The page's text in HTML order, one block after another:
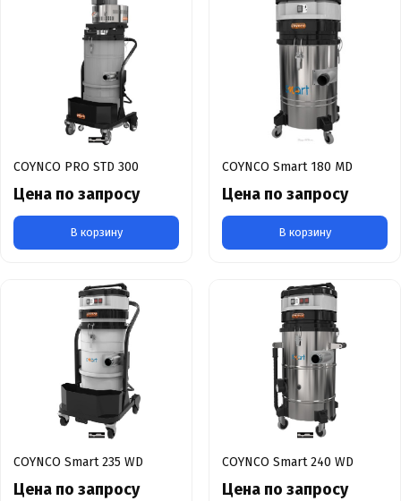
COYNCO PRO STD 300
Цена по запросу
В корзину
COYNCO Smart 180 MD
Цена по запросу
В корзину
COYNCO Smart 235 WD
Цена по запросу
COYNCO Smart 240 WD
Цена по запросу